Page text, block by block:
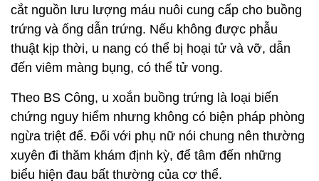
cắt nguồn lưu lượng máu nuôi cung cấp cho buồng
trứng và ống dẫn trứng. Nếu không được phẫu
thuật kịp thời, u nang có thể bị hoại tử và vỡ, dẫn
đến viêm màng bụng, có thể tử vong.
Theo BS Công, u xoắn buồng trứng là loại biến
chứng nguy hiểm nhưng không có biện pháp phòng
ngừa triệt để. Đối với phụ nữ nói chung nên thường
xuyên đi thăm khám định kỳ, để tâm đến những
biểu hiện đau bất thường của cơ thể.